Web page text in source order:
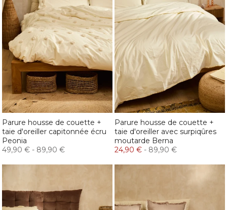
Parure housse de couette +
taie d'oreiller capitonnée écru
Peonia
49,90 € - 89,90 €
Parure housse de couette +
taie d'oreiller avec surpiqûres
moutarde Berna
24,90 € - 89,90 €